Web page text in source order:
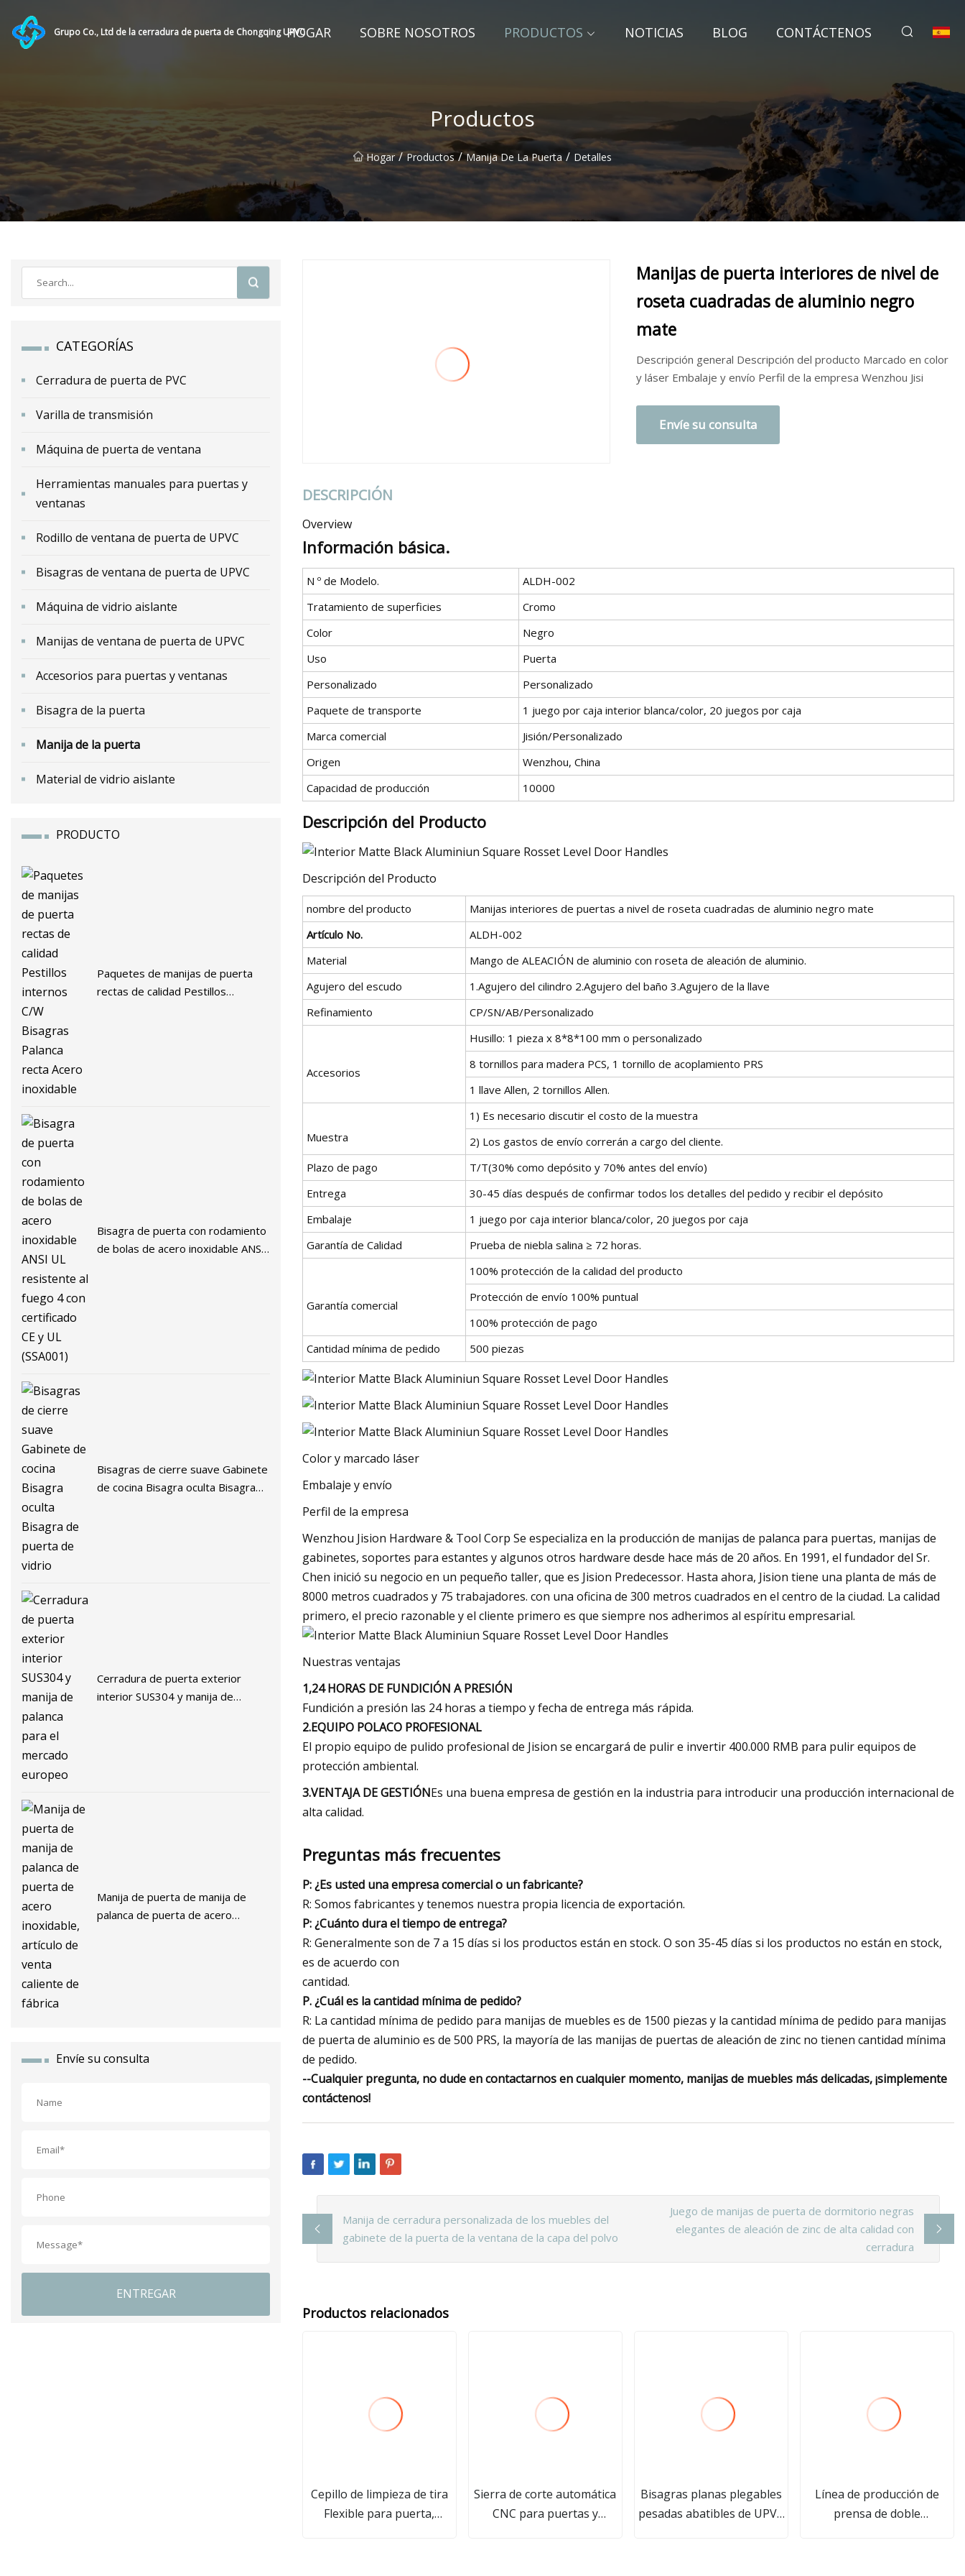
Grupo Co., Ltd de la cerradura de puerta de Chongqing UPVCHOGAR SOBRE NOSOTROS PRODUCTOS NOTICIAS BLOG CONTÁCTENOS
Productos
Hogar / Productos / Manija De La Puerta / Detalles
CATEGORÍAS
Cerradura de puerta de PVC
Varilla de transmisión
Máquina de puerta de ventana
Herramientas manuales para puertas y
ventanas
Rodillo de ventana de puerta de UPVC
Bisagras de ventana de puerta de UPVC
Máquina de vidrio aislante
Manijas de ventana de puerta de UPVC
Accesorios para puertas y ventanas
Bisagra de la puerta
Manija de la puerta
Material de vidrio aislante
PRODUCTO
Paquetes de manijas de puerta
rectas de calidad Pestillos
Bisagra de puerta con rodamiento
de bolas de acero inoxidable ANSI
Bisagras de cierre suave Gabinete
de cocina Bisagra oculta Bisagra
Cerradura de puerta exterior
interior SUS304 y manija de
Manija de puerta de manija de
palanca de puerta de acero
Envíe su consulta
ENTREGAR
Manijas de puerta interiores de nivel de
roseta cuadradas de aluminio negro
mate
Descripción general Descripción del producto Marcado en color
y láser Embalaje y envío Perfil de la empresa Wenzhou Jisi
Envíe su consulta
DESCRIPCIÓN
Overview
Información básica.
N º de Modelo.
ALDH-002
Tratamiento de superficies
Cromo
Color
Negro
Uso
Puerta
Personalizado
Personalizado
Paquete de transporte
1 juego por caja interior blanca/color, 20 juegos por caja
Marca comercial
Jisión/Personalizado
Origen
Wenzhou, China
Capacidad de producción
10000
Descripción del Producto
Descripción del Producto
nombre del producto
Manijas interiores de puertas a nivel de roseta cuadradas de aluminio negro mate
Artículo No.
ALDH-002
Material
Mango de ALEACIÓN de aluminio con roseta de aleación de aluminio.
Agujero del escudo
1.Agujero del cilindro 2.Agujero del baño 3.Agujero de la llave
Refinamiento
CP/SN/AB/Personalizado
Accesorios
Husillo: 1 pieza x 8*8*100 mm o personalizado
8 tornillos para madera PCS, 1 tornillo de acoplamiento PRS
1 llave Allen, 2 tornillos Allen.
Muestra
1) Es necesario discutir el costo de la muestra
2) Los gastos de envío correrán a cargo del cliente.
Plazo de pago
T/T(30% como depósito y 70% antes del envío)
Entrega
30-45 días después de confirmar todos los detalles del pedido y recibir el depósito
Embalaje
1 juego por caja interior blanca/color, 20 juegos por caja
Garantía de Calidad
Prueba de niebla salina ≥ 72 horas.
Garantía comercial
100% protección de la calidad del producto
Protección de envío 100% puntual
100% protección de pago
Cantidad mínima de pedido
500 piezas
Color y marcado láser
Embalaje y envío
Perfil de la empresa
Wenzhou Jision Hardware & Tool Corp Se especializa en la producción de manijas de palanca para puertas, manijas de
gabinetes, soportes para estantes y algunos otros hardware desde hace más de 20 años. En 1991, el fundador del Sr.
Chen inició su negocio en un pequeño taller, que es Jision Predecessor. Hasta ahora, Jision tiene una planta de más de
8000 metros cuadrados y 75 trabajadores. con una oficina de 300 metros cuadrados en el centro de la ciudad. La calidad
primero, el precio razonable y el cliente primero es que siempre nos adherimos al espíritu empresarial.
Nuestras ventajas
1,24 HORAS DE FUNDICIÓN A PRESIÓN
Fundición a presión las 24 horas a tiempo y fecha de entrega más rápida.
2.EQUIPO POLACO PROFESIONAL
El propio equipo de pulido profesional de Jision se encargará de pulir e invertir 400.000 RMB para pulir equipos de
protección ambiental.
3.VENTAJA DE GESTIÓNEs una buena empresa de gestión en la industria para introducir una producción internacional de
alta calidad.
Preguntas más frecuentes
P: ¿Es usted una empresa comercial o un fabricante?
R: Somos fabricantes y tenemos nuestra propia licencia de exportación.
P: ¿Cuánto dura el tiempo de entrega?
R: Generalmente son de 7 a 15 días si los productos están en stock. O son 35-45 días si los productos no están en stock,
es de acuerdo con
cantidad.
P. ¿Cuál es la cantidad mínima de pedido?
R: La cantidad mínima de pedido para manijas de muebles es de 1500 piezas y la cantidad mínima de pedido para manijas
de puerta de aluminio es de 500 PRS, la mayoría de las manijas de puertas de aleación de zinc no tienen cantidad mínima
de pedido.
--Cualquier pregunta, no dude en contactarnos en cualquier momento, manijas de muebles más delicadas, ¡simplemente
contáctenos!
Manija de cerradura personalizada de los muebles del
gabinete de la puerta de la ventana de la capa del polvo
Juego de manijas de puerta de dormitorio negras
elegantes de aleación de zinc de alta calidad con
cerradura
Productos relacionados
Cepillo de limpieza de tira
Flexible para puerta,
Sierra de corte automática
CNC para puertas y
Bisagras planas plegables
pesadas abatibles de UPVC
Línea de producción de
prensa de doble